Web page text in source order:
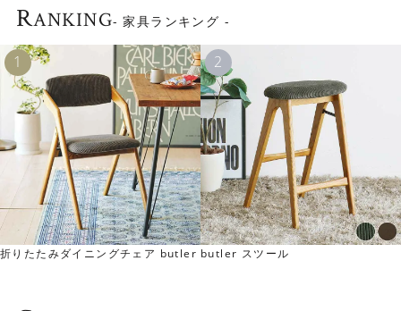
木の質感を生かしたオイル塗装仕上げ
木の質感を楽しめるよう、木表面は塗膜を作らないオイル
塗装で仕上げています。経年変化が出やすく、使い込む程
に味わい深さが増していく仕上げです。ご自身で簡単にメ
ンテナンスができるので、愛着をもって長くご使用いただ
けます。
RANKING- 家具ランキング -
折りたたみダイニングチェア butler butler スツール